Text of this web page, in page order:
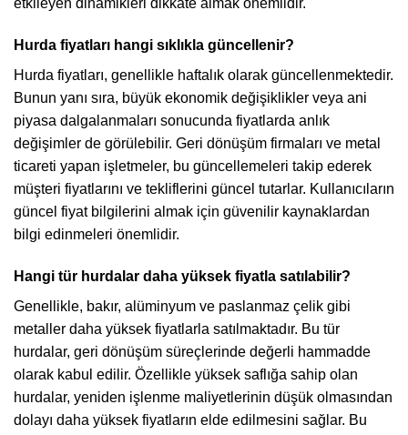
etkileyen dinamikleri dikkate almak önemlidir.
Hurda fiyatları hangi sıklıkla güncellenir?
Hurda fiyatları, genellikle haftalık olarak güncellenmektedir.
Bunun yanı sıra, büyük ekonomik değişiklikler veya ani
piyasa dalgalanmaları sonucunda fiyatlarda anlık
değişimler de görülebilir. Geri dönüşüm firmaları ve metal
ticareti yapan işletmeler, bu güncellemeleri takip ederek
müşteri fiyatlarını ve tekliflerini güncel tutarlar. Kullanıcıların
güncel fiyat bilgilerini almak için güvenilir kaynaklardan
bilgi edinmeleri önemlidir.
Hangi tür hurdalar daha yüksek fiyatla satılabilir?
Genellikle, bakır, alüminyum ve paslanmaz çelik gibi
metaller daha yüksek fiyatlarla satılmaktadır. Bu tür
hurdalar, geri dönüşüm süreçlerinde değerli hammadde
olarak kabul edilir. Özellikle yüksek saflığa sahip olan
hurdalar, yeniden işlenme maliyetlerinin düşük olmasından
dolayı daha yüksek fiyatların elde edilmesini sağlar. Bu